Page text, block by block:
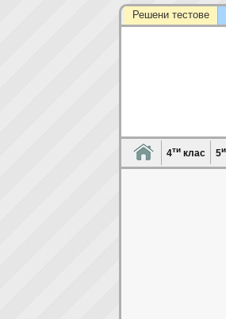
Решени тестове
4ти клас 5и